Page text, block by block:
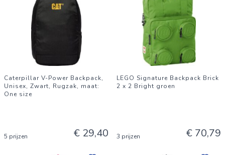
Caterpillar V-Power Backpack,
Unisex, Zwart, Rugzak, maat:
One size
5 prijzen € 29,40
LEGO Signature Backpack Brick
2 x 2 Bright groen
3 prijzen € 70,79